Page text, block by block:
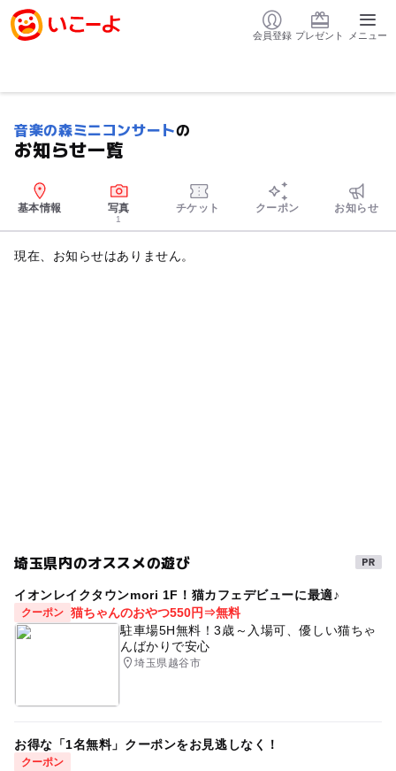
会員登録 プレゼント メニュー
音楽の森ミニコンサートの
お知らせ一覧
基本情報 写真
1
チケット クーポン お知らせ
現在、お知らせはありません。
埼玉県内のオススメの遊び
イオンレイクタウンmori 1F！猫カフェデビューに最適♪
クーポン 猫ちゃんのおやつ550円⇒無料
駐車場5H無料！3歳～入場可、優しい猫ちゃ
んばかりで安心
埼玉県越谷市
お得な「1名無料」クーポンをお見逃しなく！
クーポン